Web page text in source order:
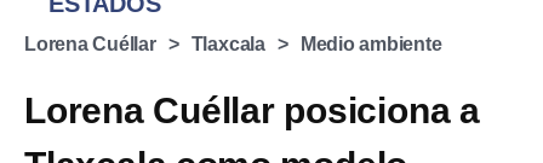
Lorena Cuéllar Tlaxcala Medio ambiente
Lorena Cuéllar posiciona a